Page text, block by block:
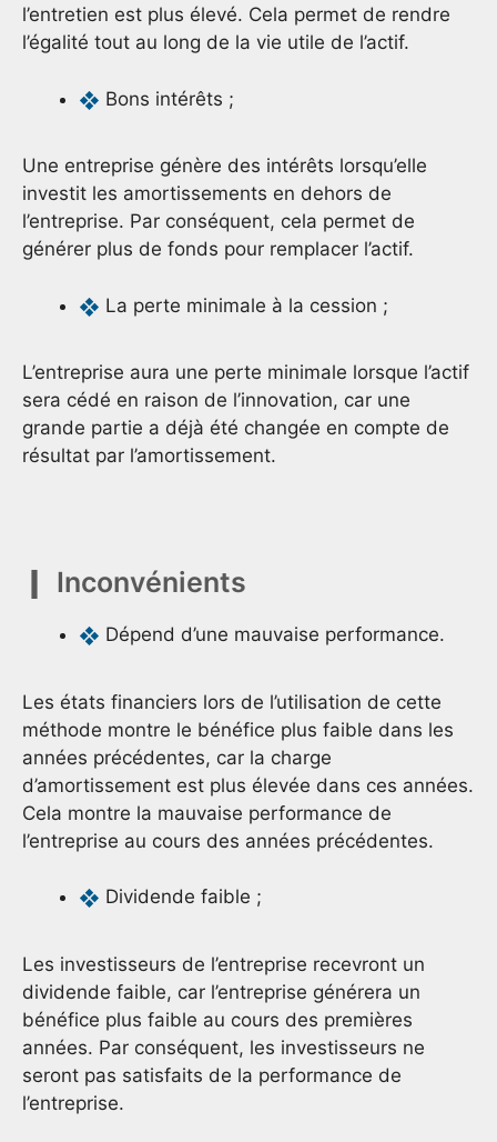
l’entretien est plus élevé. Cela permet de rendre
l’égalité tout au long de la vie utile de l’actif.
Bons intérêts ;
Une entreprise génère des intérêts lorsqu’elle
investit les amortissements en dehors de
l’entreprise. Par conséquent, cela permet de
générer plus de fonds pour remplacer l’actif.
La perte minimale à la cession ;
L’entreprise aura une perte minimale lorsque l’actif
sera cédé en raison de l’innovation, car une
grande partie a déjà été changée en compte de
résultat par l’amortissement.
Inconvénients
Dépend d’une mauvaise performance.
Les états financiers lors de l’utilisation de cette
méthode montre le bénéfice plus faible dans les
années précédentes, car la charge
d’amortissement est plus élevée dans ces années.
Cela montre la mauvaise performance de
l’entreprise au cours des années précédentes.
Dividende faible ;
Les investisseurs de l’entreprise recevront un
dividende faible, car l’entreprise générera un
bénéfice plus faible au cours des premières
années. Par conséquent, les investisseurs ne
seront pas satisfaits de la performance de
l’entreprise.